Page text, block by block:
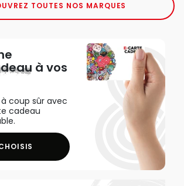
TOUTES NOS MARQUES
à vos
coup sûr avec
cadeau